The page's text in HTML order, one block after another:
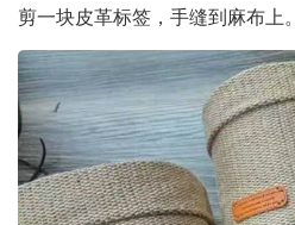
剪一块皮革标签，手缝到麻布上。